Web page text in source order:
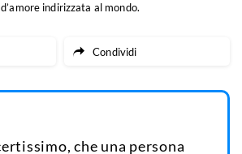
indirizzata al mondo.
Condividi
che una persona